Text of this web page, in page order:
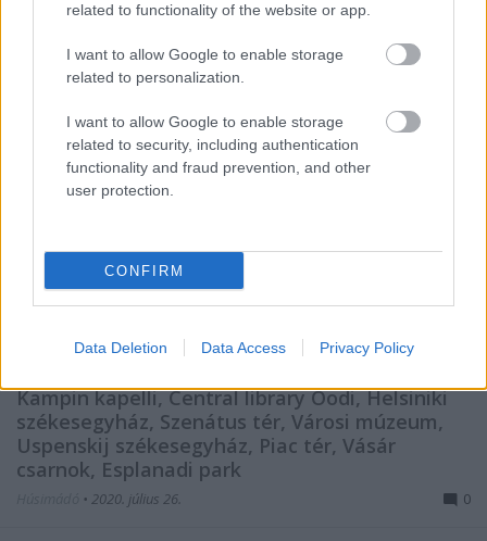
related to functionality of the website or app.
I want to allow Google to enable storage
related to personalization.
I want to allow Google to enable storage
related to security, including authentication
functionality and fraud prevention, and other
user protection.
CONFIRM
Data Deletion Data Access Privacy Policy
Helsinki belvárosával
Kampin kapelli, Central library Oodi, Helsiniki
székesegyház, Szenátus tér, Városi múzeum,
Uspenskij székesegyház, Piac tér, Vásár
csarnok, Esplanadi park
• 2020. július 26. 0